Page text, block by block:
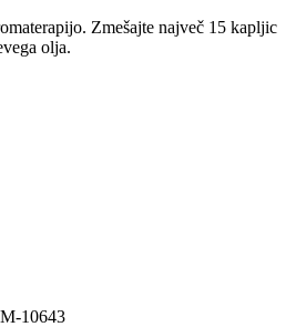
Zmešajte največ 15 kapljic
olja.
10643